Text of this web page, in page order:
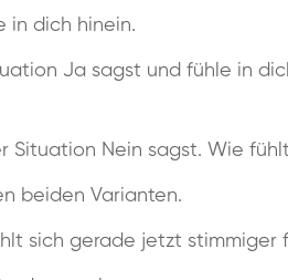
in dich hinein.
Ja sagst und fühle in
Situation Nein sagst. Wie
beiden Varianten.
sich gerade jetzt stimmiger